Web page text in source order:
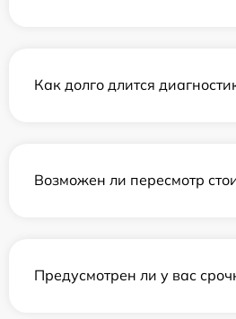
Как долго длится
Возможен ли пересмотр
Предусмотрен ли у вас